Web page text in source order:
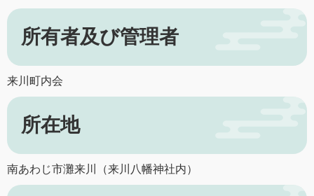
所有者及び管理者
来川町内会
所在地
南あわじ市灘来川（来川八幡神社内）